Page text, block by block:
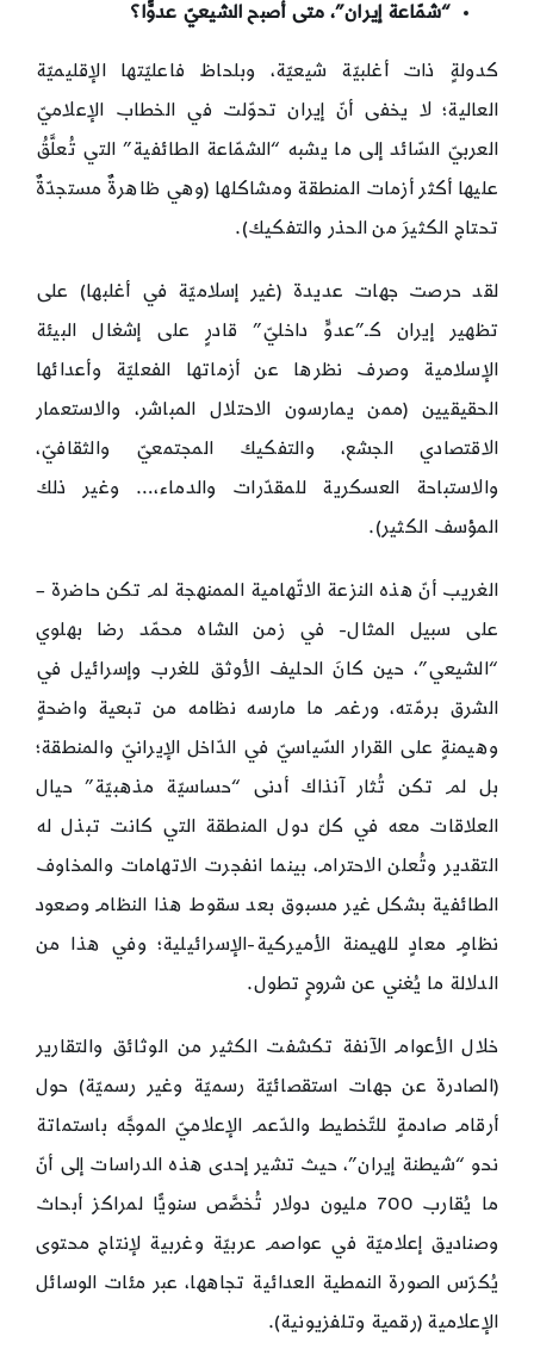
“شمّاعة إيران”، متى أصبح الشيعيّ عدوًّا؟
كدولةٍ ذات أغلبيّة شيعيّة، وبلحاظ فاعليّتها الإقليميّة
العالية؛ لا يخفى أنّ إيران تحوّلت في الخطاب الإعلاميّ
العربيّ السّائد إلى ما يشبه “الشمّاعة الطائفية” التي تُعلَّقُ
عليها أكثر أزمات المنطقة ومشاكلها (وهي ظاهرةٌ مستجدّةٌ
تحتاج الكثيرَ من الحذر والتفكيك).
لقد حرصت جهات عديدة (غير إسلاميّة في أغلبها) على
تظهير إيران كـ”عدوٍّ داخليّ” قادرٍ على إشغال البيئة
الإسلامية وصرف نظرها عن أزماتها الفعليّة وأعدائها
الحقيقيين (ممن يمارسون الاحتلال المباشر، والاستعمار
الاقتصادي الجشع، والتفكيك المجتمعيّ والثقافيّ،
والاستباحة العسكرية للمقدّرات والدماء،… وغير ذلك
المؤسف الكثير).
الغريب أنّ هذه النزعة الاتّهامية الممنهجة لم تكن حاضرة –
على سبيل المثال- في زمن الشاه محمّد رضا بهلوي
“الشيعي”، حين كانَ الحليف الأوثق للغرب وإسرائيل في
الشرق برمّته، ورغم ما مارسه نظامه من تبعية واضحةٍ
وهيمنةٍ على القرار السّياسيّ في الدّاخل الإيرانيّ والمنطقة؛
بل لم تكن تُثار آنذاك أدنى “حساسيّة مذهبيّة” حيال
العلاقات معه في كلّ دول المنطقة التي كانت تبذل له
التقدير وتُعلن الاحترام، بينما انفجرت الاتهامات والمخاوف
الطائفية بشكل غير مسبوق بعد سقوط هذا النظام وصعود
نظامٍ معادٍ للهيمنة الأميركية-الإسرائيلية؛ وفي هذا من
الدلالة ما يُغني عن شروحٍ تطول.
خلال الأعوام الآنفة تكشفت الكثير من الوثائق والتقارير
(الصادرة عن جهات استقصائيّة رسميّة وغير رسميّة) حول
أرقام صادمةٍ للتّخطيط والدّعم الإعلاميّ الموجَّه باستماتة
نحو “شيطنة إيران”، حيث تشير إحدى هذه الدراسات إلى أنّ
ما يُقارب 700 مليون دولار تُخصَّص سنويًّا لمراكز أبحاث
وصناديق إعلاميّة في عواصم عربيّة وغربية لإنتاج محتوى
يُكرّس الصورة النمطية العدائية تجاهها، عبر مئات الوسائل
الإعلامية (رقمية وتلفزيونية).